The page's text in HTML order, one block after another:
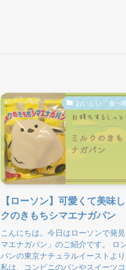
おいしい「食べ
【ローソン】可愛くて美味
クのきもちシマエナガパン
こんにちは。今日はローソンで発
マエナガパン」のご紹介です。 ロ
パンの東京ナチュラルイーストよ
私は、コンビニのパンやスイーツ